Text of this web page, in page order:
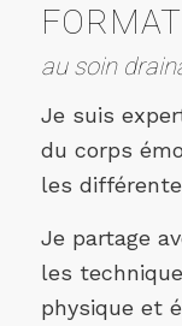
au soin
Je suis
du corps
les
Je partage
les
physique et